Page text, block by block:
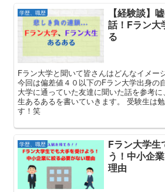
学歴、職歴
【経験談】
話！Fラン大
る
Fラン大学と聞いて皆さんはどんなイメー
今回は偏差値４０以下のFラン大学出身の
大学に通っていた友達に聞いた話を参考
生あるあるを書いていきます。 受験生は
す！笑
学歴、職歴
Fラン大学生
う！中小企
理由